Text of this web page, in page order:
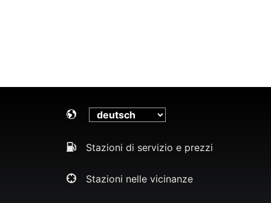
Stazioni di servizio e prezzi
Stazioni nelle vicinanze